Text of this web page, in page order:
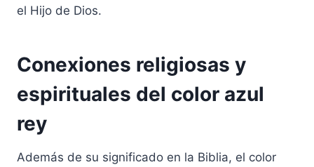
el Hijo de Dios.
Conexiones religiosas y
espirituales del color azul
rey
Además de su significado en la Biblia, el color